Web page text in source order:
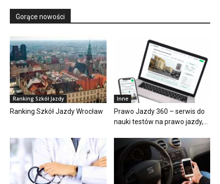
Gorące nowości
Ranking Szkół Jazdy
Ranking Szkół Jazdy Wrocław
Inne
Prawo Jazdy 360 – serwis do
nauki testów na prawo jazdy,...